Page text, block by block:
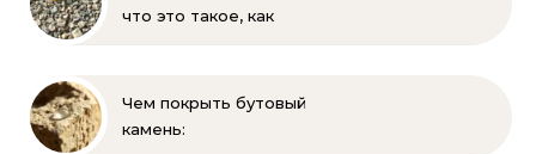
что это такое, как
Чем покрыть бутовый
камень: